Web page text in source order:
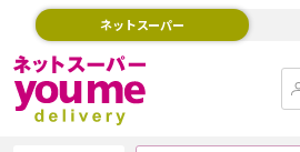
ネットスーパー